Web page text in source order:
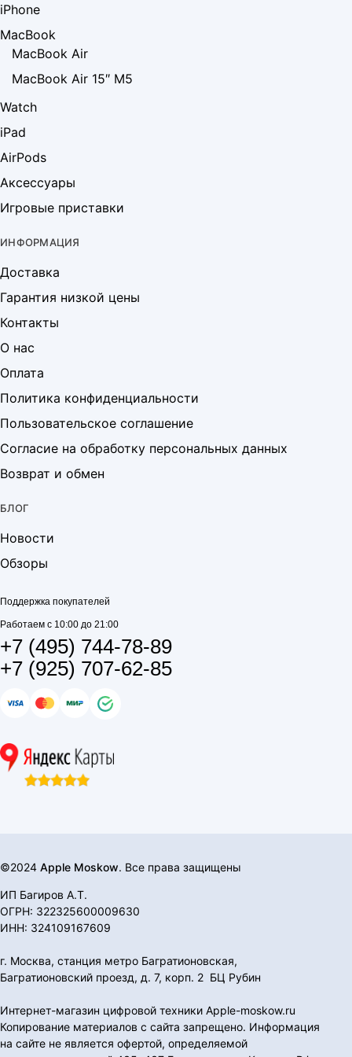
iPhone
MacBook
MacBook Air
MacBook Air 15″ M5
Watch
iPad
AirPods
Аксессуары
Игровые приставки
ИНФОРМАЦИЯ
Доставка
Гарантия низкой цены
Контакты
О нас
Оплата
Политика конфиденциальности
Пользовательское соглашение
Согласие на обработку персональных данных
Возврат и обмен
БЛОГ
Новости
Обзоры
Поддержка покупателей
Работаем с 10:00 до 21:00
+7 (495) 744-78-89
+7 (925) 707-62-85
©2024 Apple Moskow. Все права защищены
ИП Багиров А.Т.
ОГРН: 322325600009630
ИНН: 324109167609
г. Москва, станция метро Багратионовская,
Багратионовский проезд, д. 7, корп. 2 БЦ Рубин
Интернет-магазин цифровой техники Apple-moskow.ru
Копирование материалов с сайта запрещено. Информация
на сайте не является офертой, определяемой